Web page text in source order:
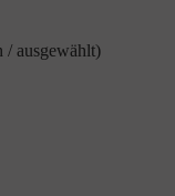
/ ausgewählt)